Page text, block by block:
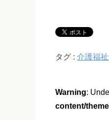
タグ : 介護福
Warning:
content/